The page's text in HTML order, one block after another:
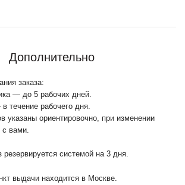
Дополнительно
заказа:
— до 5 рабочих дней.
течение рабочего дня.
указаны ориентировочно, при изменении
вами.
резервируется системой на 3 дня.
выдачи находится в Москве.